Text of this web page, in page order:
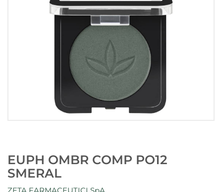
EUPH OMBR COMP PO12
SMERAL